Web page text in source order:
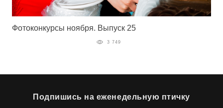
Фотоконкурсы ноября. Выпуск 25
3 749
Подпишись на еженедельную птичку